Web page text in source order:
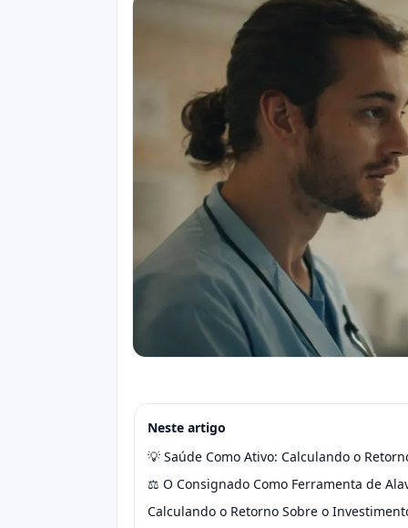
Neste artigo
💡 Saúde Como Ativo: Calculando o
⚖️ O Consignado Como Ferramenta de
Calculando o Retorno Sobre o